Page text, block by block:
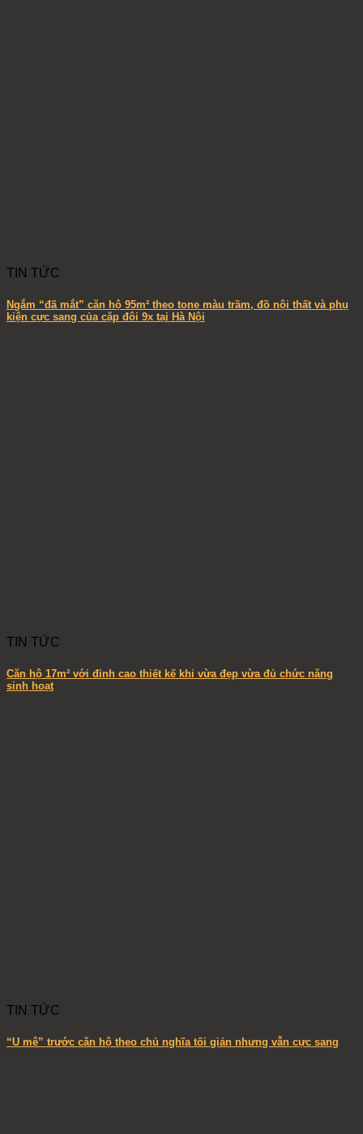
TIN TỨC
Ngắm “đã mắt” căn hộ 95m² theo tone màu trầm, đồ nội thất và phụ
kiện cực sang của cặp đôi 9x tại Hà Nội
TIN TỨC
Căn hộ 17m² với đỉnh cao thiết kế khi vừa đẹp vừa đủ chức năng
sinh hoạt
TIN TỨC
“U mê” trước căn hộ theo chủ nghĩa tối giản nhưng vẫn cực sang